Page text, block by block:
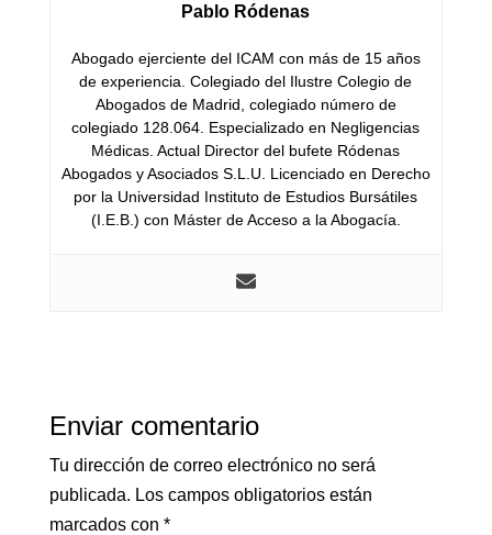
Pablo Ródenas
Abogado ejerciente del ICAM con más de 15 años
de experiencia. Colegiado del Ilustre Colegio de
Abogados de Madrid, colegiado número de
colegiado 128.064. Especializado en Negligencias
Médicas. Actual Director del bufete Ródenas
Abogados y Asociados S.L.U. Licenciado en Derecho
por la Universidad Instituto de Estudios Bursátiles
(I.E.B.) con Máster de Acceso a la Abogacía.
Enviar comentario
Tu dirección de correo electrónico no será
publicada. Los campos obligatorios están
marcados con *